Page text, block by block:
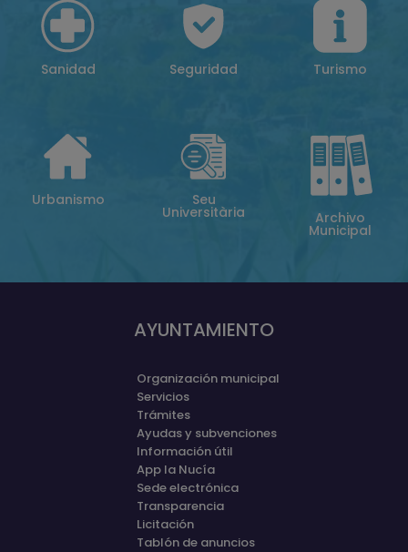
Sanidad Seguridad Turismo
Urbanismo Seu
Universitària Archivo
Municipal
AYUNTAMIENTO
Organización municipal
Servicios
Trámites
Ayudas y subvenciones
Información útil
App la Nucía
Sede electrónica
Transparencia
Licitación
Tablón de anuncios